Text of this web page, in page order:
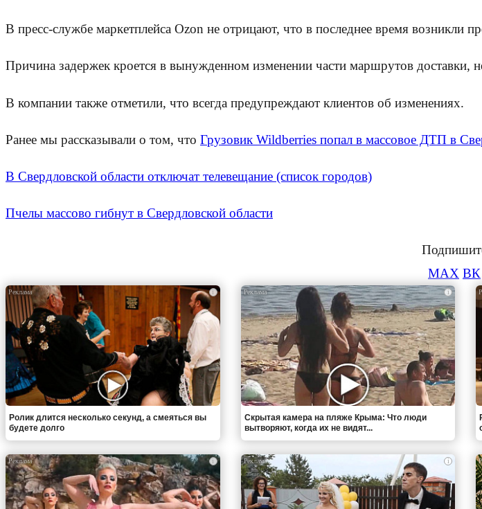
В пресс-службе маркетплейса Ozon не отрицают, что в последнее время возникли
Причина задержек кроется в вынужденном изменении части маршрутов доставки,
В компании также отметили, что всегда предупреждают клиентов об изменениях.
Ранее мы рассказывали о том, что Грузовик Wildberries попал в массовое ДТП в
В Свердловской области отключат телевещание (список городов)
Пчелы массово гибнут в Свердловской области
MAX ВК
i
Ролик длится несколько секунд, а смеяться вы
будете долго
i
Скрытая камера на пляже Крыма: Что люди
вытворяют, когда их не видят...
i i